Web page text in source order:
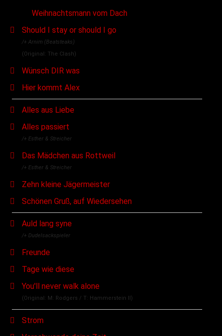
Weihnachtsmann vom Dach
Should I stay or should I go
/+ Arnim (Beatsteaks)
(Original: The Clash)
Wünsch DIR was
Hier kommt Alex
Alles aus Liebe
Alles passiert
/+ Esther & Streicher
Das Mädchen aus Rottweil
/+ Esther & Streicher
Zehn kleine Jägermeister
Schönen Gruß, auf Wiedersehen
Auld lang syne
/+ Dudelsackspieler
Freunde
Tage wie diese
You'll never walk alone
(Original: M: Rodgers / T: Hammerstein II)
Strom